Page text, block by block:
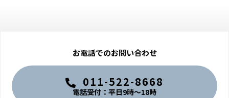
お電話でのお問い合わせ
011-522-8668
電話受付：平日9時〜18時